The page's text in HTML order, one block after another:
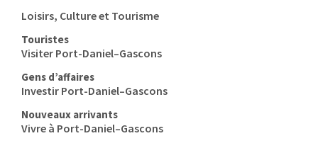
Loisirs, Culture et Tourisme
Touristes
Visiter Port-Daniel–Gascons
Gens d’affaires
Investir Port-Daniel–Gascons
Nouveaux arrivants
Vivre à Port-Daniel–Gascons